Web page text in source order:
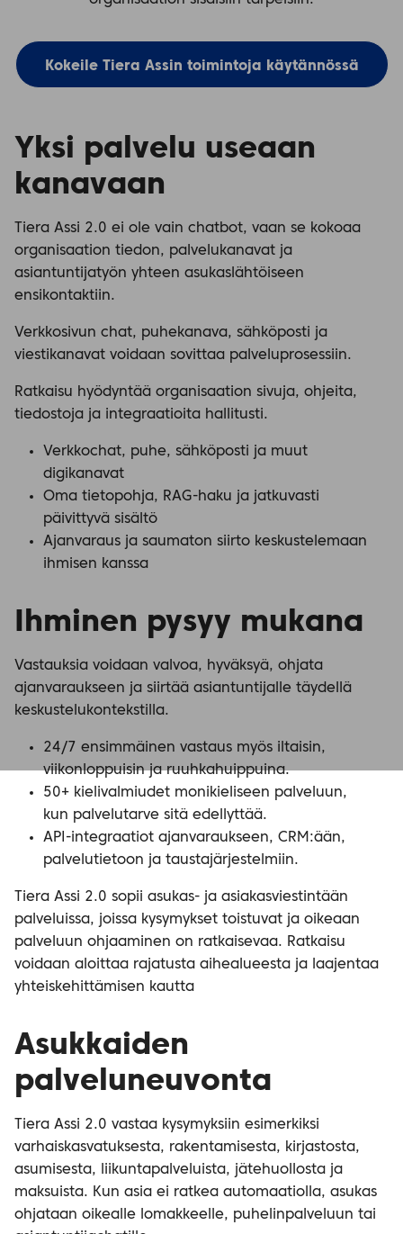
Kokeile Tiera Assin toimintoja käytännössä
Yksi palvelu useaan
kanavaan
Tiera Assi 2.0 ei ole vain chatbot, vaan se kokoaa
organisaation tiedon, palvelukanavat ja
asiantuntijatyön yhteen asukaslähtöiseen
ensikontaktiin.
Verkkosivun chat, puhekanava, sähköposti ja
viestikanavat voidaan sovittaa palveluprosessiin.
Ratkaisu hyödyntää organisaation sivuja, ohjeita,
tiedostoja ja integraatioita hallitusti.
Verkkochat, puhe, sähköposti ja muut
digikanavat
Oma tietopohja, RAG-haku ja jatkuvasti
päivittyvä sisältö
Ajanvaraus ja saumaton siirto keskustelemaan
ihmisen kanssa
Ihminen pysyy mukana
Vastauksia voidaan valvoa, hyväksyä, ohjata
ajanvaraukseen ja siirtää asiantuntijalle täydellä
keskustelukontekstilla.
24/7 ensimmäinen vastaus myös iltaisin,
viikonloppuisin ja ruuhkahuippuina.
50+ kielivalmiudet monikieliseen palveluun,
kun palvelutarve sitä edellyttää.
API-integraatiot ajanvaraukseen, CRM:ään,
palvelutietoon ja taustajärjestelmiin.
Tiera Assi 2.0 sopii asukas- ja asiakasviestintään
palveluissa, joissa kysymykset toistuvat ja oikeaan
palveluun ohjaaminen on ratkaisevaa. Ratkaisu
voidaan aloittaa rajatusta aihealueesta ja laajentaa
yhteiskehittämisen kautta
Asukkaiden
palveluneuvonta
Tiera Assi 2.0 vastaa kysymyksiin esimerkiksi
varhaiskasvatuksesta, rakentamisesta, kirjastosta,
asumisesta, liikuntapalveluista, jätehuollosta ja
maksuista. Kun asia ei ratkea automaatiolla, asukas
ohjataan oikealle lomakkeelle, puhelinpalveluun tai